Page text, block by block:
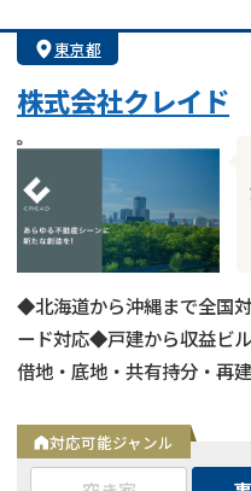
東京都
株式会社クレイド
◆北海道から沖縄まで全国
ード対応◆戸建から収益ビ
借地・底地・共有持分・再
く対応◆用途区分・種類不
対応可能ジャンル
底地の売却
営業時間外（メー
0120-543-